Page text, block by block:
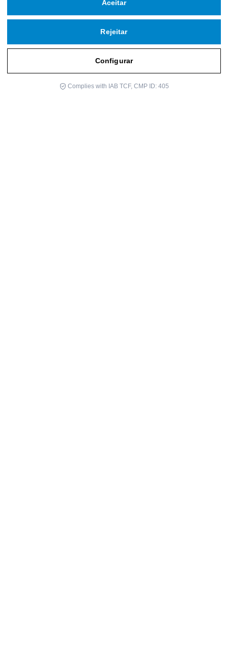
Configurar
Rejeitar
Aceitar
Complies with IAB TCF, CMP ID: 405